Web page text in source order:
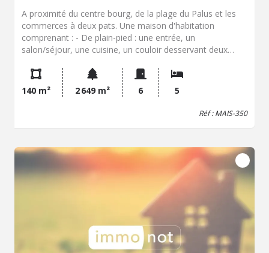
A proximité du centre bourg, de la plage du Palus et les
commerces à deux pats. Une maison d'habitation
comprenant : - De plain-pied : une entrée, un
salon/séjour, une cuisine, un couloir desservant deux
une mezzanine, un couloir desservant trois chambres,
une salle d'eau. Un garage mitoyen donnant accès direct
à la cuisine, avec un grenier. Vous disposez d'un grand
terrain de 2565m² aménagé et arboré ainsi qu'une
140 m² 2 649 m² 6 5
Réf : MAIS-350